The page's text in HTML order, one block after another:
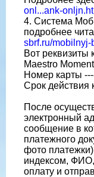
onl...ank-
4. Система
подробнее
sbrf.ru/mobilnyj-
Вот реквизиты
Maestro
Номер карты
Срок действия
После
электронный
сообщение в
платежного
фото
индексом,
оплату и